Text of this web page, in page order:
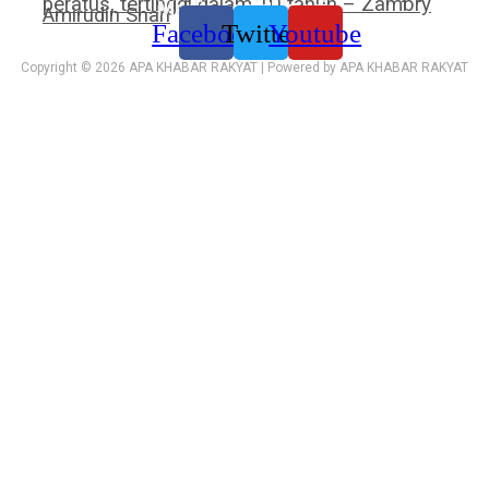
Amirudin ShariMedia sosial kami:
FacebookTwitterYoutube
Copyright © 2026 APA KHABAR RAKYAT | Powered by APA KHABAR RAKYAT